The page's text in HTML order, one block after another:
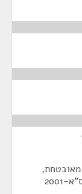
מאובטחת,